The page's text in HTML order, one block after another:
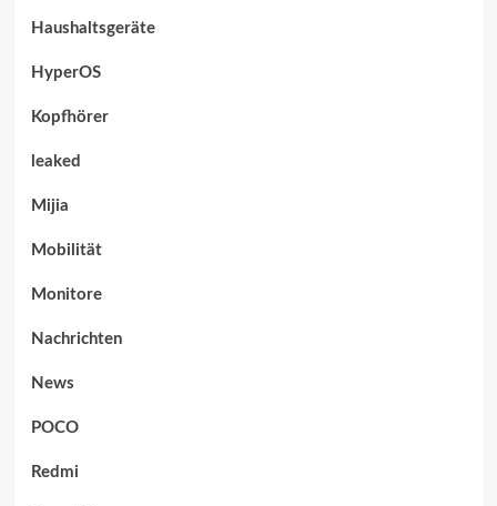
Haushaltsgeräte
HyperOS
Kopfhörer
leaked
Mijia
Mobilität
Monitore
Nachrichten
News
POCO
Redmi